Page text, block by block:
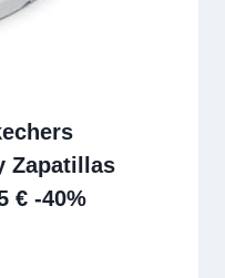
Zapatillas
€ -40%